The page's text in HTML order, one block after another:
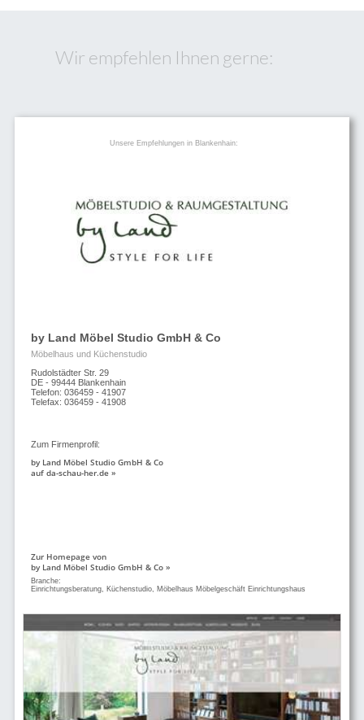
Wir empfehlen Ihnen gerne:
Unsere Empfehlungen in Blankenhain:
by Land Möbel Studio GmbH & Co
Möbelhaus und Küchenstudio
Rudolstädter Str. 29
DE - 99444 Blankenhain
Telefon: 036459 - 41907
Telefax: 036459 - 41908
Zum Firmenprofil:
by Land Möbel Studio GmbH & Co
auf da-schau-her.de »
Zur Homepage von
by Land Möbel Studio GmbH & Co »
Branche:
Einrichtungsberatung, Küchenstudio, Möbelhaus Möbelgeschäft Einrichtungshaus